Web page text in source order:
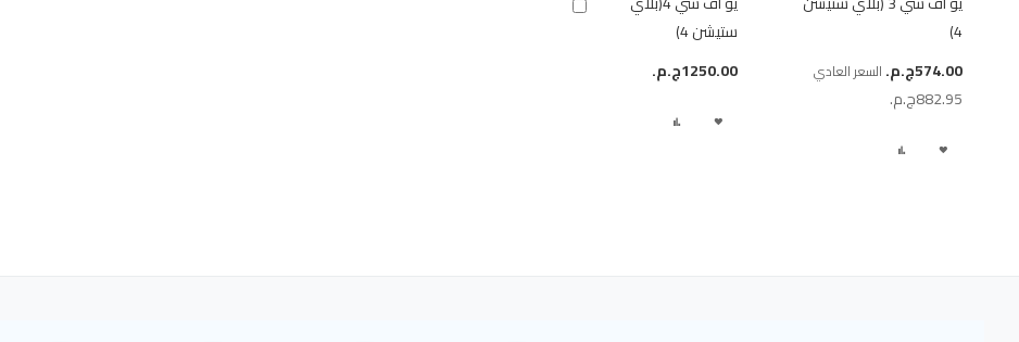
4)
سعر
خاص
574.00ج.م.‏ السعر العادي
882.95ج.م.‏
أضف
ستيشن 4)
1250.00ج.م.‏
أضف